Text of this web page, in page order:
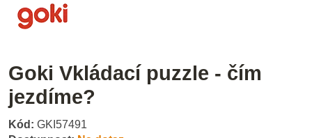
Goki Vkládací puzzle - čím
jezdíme?
Kód: GKI57491